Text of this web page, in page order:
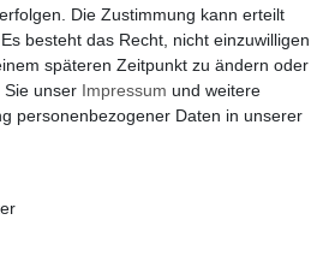
dieDaten­schutz­erklärunggelesen habe. Meine
widerrufen.**
Die Zustimmung kann erteilt
besteht das Recht, nicht einzuwilligen
späteren Zeitpunkt zu ändern oder
Sie unser Impressum und weitere
personenbezogener Daten in unserer